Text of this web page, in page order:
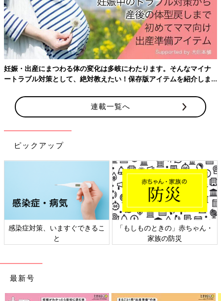
依茉ちゃん１歳10カ月のころ。筋電義手をつけて三輪車の練習にチャレンジ！
めの練習を始めました。
んなふうに手の先が開くよ、閉じるよ』と義手の手先が動く様子
を見せました。その後に娘の腕につけて『手を開いてみよう』
『閉じてみよう』と促すうちに、なんとなく動かすコツをつかん
で、自分の意思で義手の手先を動く感覚を学んで行ったようで
す。３歳半になった今では『それ、取って』と頼むと義手を使っ
て取ってくれるまでに上達しています」（由梨香さん）
筋電義手を使いこなせるようになるには、年齢や個人差はありま
「筋電義手の練習を初めて１年ほどした、３歳前ごろに急激に上
達した時期がありました。作業療法士の先生がビーズのアクセサ
リーを作るキットを用意してくれたんです。キラキラしたものや
妊娠・出産にまつわる体の変化は多岐にわたります。そんなマイナ
ートラブル対策として、絶対教えたい！保存版アイテムを紹介しま
連載一覧へ
ピックアップ
感染症対策、いますぐできるこ
と
「もしものときの」赤ちゃん・
家族の防災
最新号